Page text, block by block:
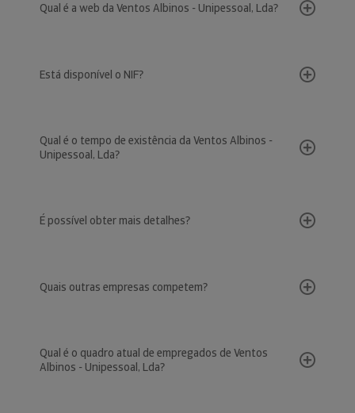
Qual é a web da Ventos Albinos - Unipessoal, Lda?
Está disponível o NIF?
Qual é o tempo de existência da Ventos Albinos -
Unipessoal, Lda?
É possível obter mais detalhes?
Quais outras empresas competem?
Qual é o quadro atual de empregados de Ventos
Albinos - Unipessoal, Lda?